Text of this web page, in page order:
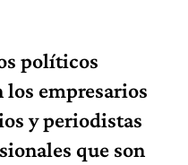
políticos
empresarios
y periodistas
que son